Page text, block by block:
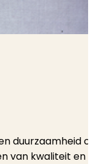
duurzaamheid
van kwaliteit en